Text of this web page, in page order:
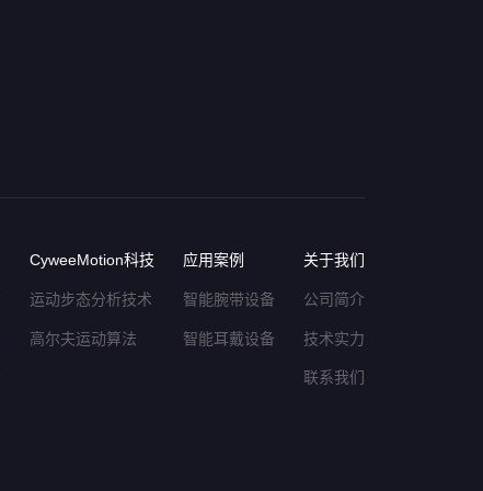
CyweeMotion科技
运动步态分析技术
高尔夫运动算法
应用案例
智能腕带设备
智能耳戴设备
关于我们
公司简介
技术实力
联系我们